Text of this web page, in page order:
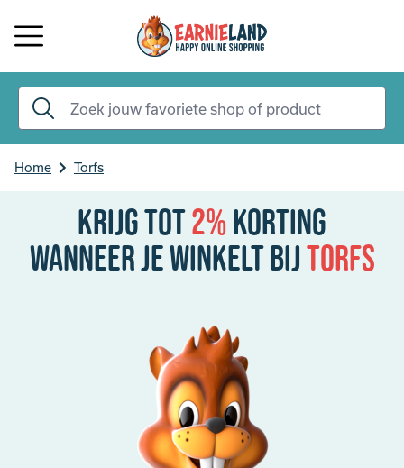
Home Torfs
Krijg tot2%korting
Wanneer je winkelt bijTorfs